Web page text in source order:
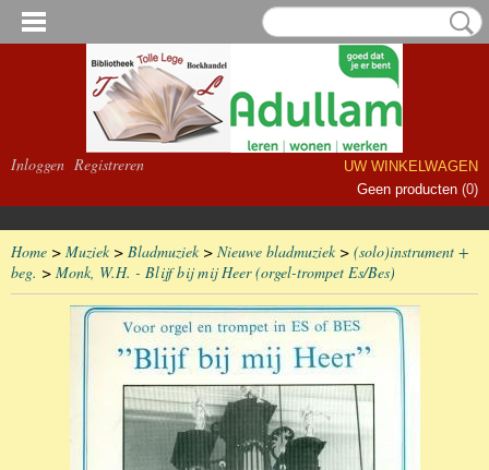
Inloggen Registreren
UW WINKELWAGEN
Geen producten (0)
Home > Muziek> Bladmuziek> Nieuwe bladmuziek> (solo)instrument +
beg. > Monk, W.H. - Blijf bij mij Heer (orgel-trompet Es/Bes)